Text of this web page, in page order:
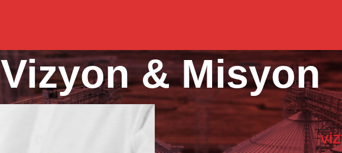
Vizyon & Misyon